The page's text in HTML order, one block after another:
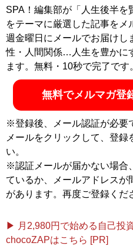
材をメインに記事を執筆。中には
事も。ちなみに国内外問わず旅
オーストラリアで生活をした経験
現在、海外移住計画中
記事一覧へ
SPA！編集部が「人生後半を
をテーマに厳選した記事をメ
週金曜日にメールでお届けし
性・人間関係…人生を豊かに
ます。無料・10秒で完了です
無料でメルマガ
※登録後、メール認証が必要
メールをクリックして、登録
い。
※認証メールが届かない場合
ているか、メールアドレスが
があります。再度ご登録くだ
▶ 月2,980円で始める自己投
chocoZAPはこちら [PR]